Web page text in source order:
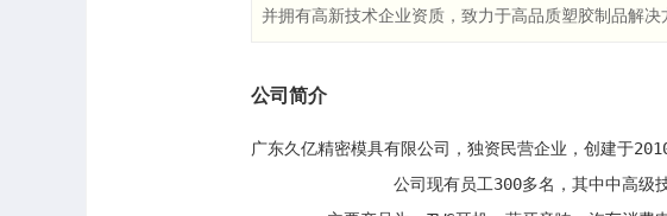
并拥有高新技术企业资质，致力于高品质塑胶制品解决
公司简介
广东久亿精密模具有限公司，独资民营企业，创建于
公司现有员工300多名，其中中高级